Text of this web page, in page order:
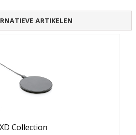
ARTIKELEN
XD Collection